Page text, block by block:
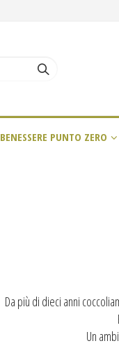
BENESSERE PUNTO ZERO
Da più di dieci anni
Un